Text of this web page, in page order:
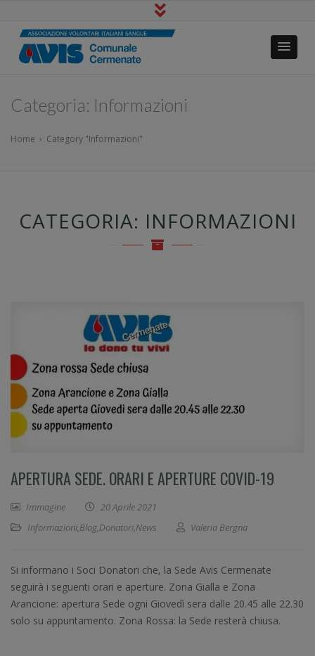
Categoria: Informazioni
Home › Category "Informazioni"
CATEGORIA: INFORMAZIONI
APERTURA SEDE. ORARI E APERTURE COVID-19
Immagine
20 Aprile 2021
Informazioni,Blog,Donatori,News Valeria Bergna
Si informano i Soci Donatori che, la Sede Avis Cermenate
seguirà i seguenti orari e aperture. Zona Gialla e Zona
Arancione: apertura Sede ogni Giovedì sera dalle 20.45 alle 22.30
solo su appuntamento. Zona Rossa: la Sede resterà chiusa.